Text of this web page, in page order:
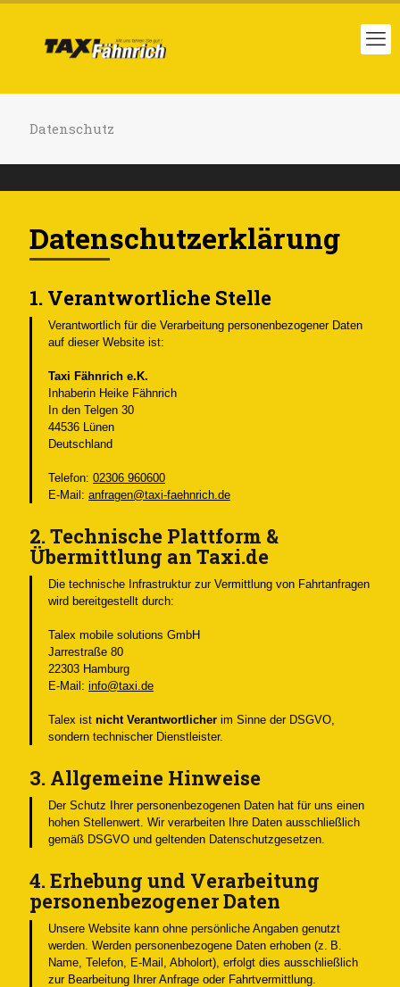
Datenschutz
Datenschutzerklärung
1. Verantwortliche Stelle
Verantwortlich für die Verarbeitung personenbezogener Daten
auf dieser Website ist:
Taxi Fähnrich e.K.
Inhaberin Heike Fähnrich
In den Telgen 30
44536 Lünen
Deutschland
Telefon: 02306 960600
E-Mail: anfragen@taxi-faehnrich.de
2. Technische Plattform &
Übermittlung an Taxi.de
Die technische Infrastruktur zur Vermittlung von Fahrtanfragen
wird bereitgestellt durch:
Talex mobile solutions GmbH
Jarrestraße 80
22303 Hamburg
E-Mail: info@taxi.de
Talex ist nicht Verantwortlicher im Sinne der DSGVO,
sondern technischer Dienstleister.
3. Allgemeine Hinweise
Der Schutz Ihrer personenbezogenen Daten hat für uns einen
hohen Stellenwert. Wir verarbeiten Ihre Daten ausschließlich
gemäß DSGVO und geltenden Datenschutzgesetzen.
4. Erhebung und Verarbeitung
personenbezogener Daten
Unsere Website kann ohne persönliche Angaben genutzt
werden. Werden personenbezogene Daten erhoben (z. B.
Name, Telefon, E-Mail, Abholort), erfolgt dies ausschließlich
zur Bearbeitung Ihrer Anfrage oder Fahrtvermittlung.